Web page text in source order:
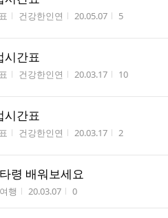
작성자
건강한인연 작성시간
20.05.07 조회수
5
시간표
작성자
건강한인연 작성시간
20.03.17 조회수
10
시간표
작성자
건강한인연 작성시간
20.03.17 조회수
2
령 배워보세요
행 작성시간
20.03.07 조회수
0